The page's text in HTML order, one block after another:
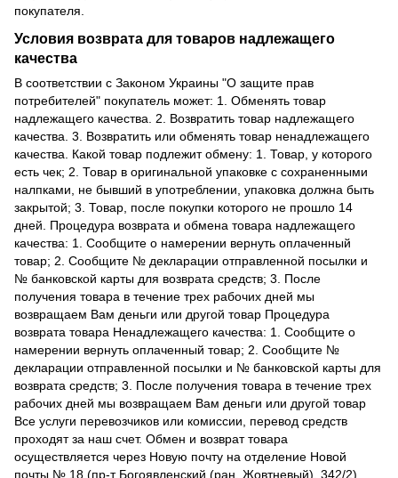
покупателя.
Условия возврата для товаров надлежащего
качества
В соответствии с Законом Украины "О защите прав
потребителей" покупатель может: 1. Обменять товар
надлежащего качества. 2. Возвратить товар надлежащего
качества. 3. Возвратить или обменять товар ненадлежащего
качества. Какой товар подлежит обмену: 1. Товар, у которого
есть чек; 2. Товар в оригинальной упаковке с сохраненными
налпками, не бывший в употреблении, упаковка должна быть
закрытой; 3. Товар, после покупки которого не прошло 14
дней. Процедура возврата и обмена товара надлежащего
качества: 1. Сообщите о намерении вернуть оплаченный
товар; 2. Сообщите № декларации отправленной посылки и
№ банковской карты для возврата средств; 3. После
получения товара в течение трех рабочих дней мы
возвращаем Вам деньги или другой товар Процедура
возврата товара Ненадлежащего качества: 1. Сообщите о
намерении вернуть оплаченный товар; 2. Сообщите №
декларации отправленной посылки и № банковской карты для
возврата средств; 3. После получения товара в течение трех
рабочих дней мы возвращаем Вам деньги или другой товар
Все услуги перевозчиков или комиссии, перевод средств
проходят за наш счет. Обмен и возврат товара
осуществляется через Новую почту на отделение Новой
почты № 18 (пр-т Богоявленский (ран. Жовтневый), 342/2)